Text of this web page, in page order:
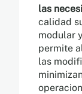
las
calidad
modular
permite
las